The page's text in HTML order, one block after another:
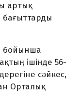
артық
бағыттарды
бойынша
ішінде 56-
сәйкес,
Орталық